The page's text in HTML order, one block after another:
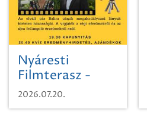
Nyáresti
Filmterasz -
Beugró a
Paradicsomba
2026.07.20.